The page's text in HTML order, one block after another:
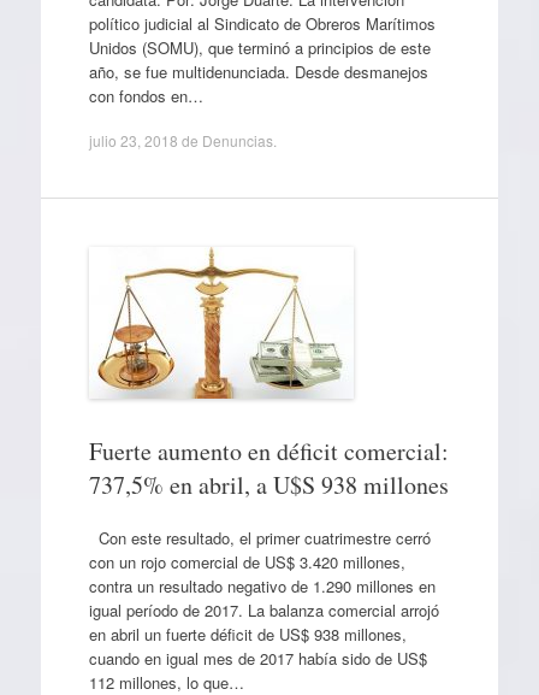
político judicial al Sindicato de Obreros Marítimos
Unidos (SOMU), que terminó a principios de este
año, se fue multidenunciada. Desde desmanejos
con fondos en…
julio 23, 2018 de Denuncias.
Fuerte aumento en déficit comercial:
737,5% en abril, a U$S 938 millones
Con este resultado, el primer cuatrimestre cerró
con un rojo comercial de US$ 3.420 millones,
contra un resultado negativo de 1.290 millones en
igual período de 2017. La balanza comercial arrojó
en abril un fuerte déficit de US$ 938 millones,
cuando en igual mes de 2017 había sido de US$
112 millones, lo que…